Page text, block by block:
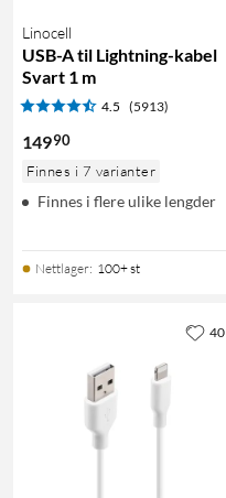
Linocell
USB-A til Lightning-kabel
Svart 1 m
4.5 (5913)
14990
Finnes i 7 varianter
Finnes i flere ulike lengder
Nettlager: 100+ st
40